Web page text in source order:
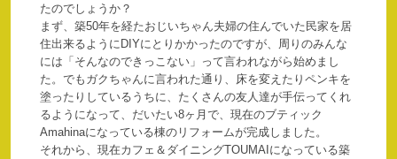
たのでしょうか？
まず、築50年を経たおじいちゃん夫婦の住んでいた民家を居
住出来るようにDIYにとりかかったのですが、周りのみんな
には「そんなのできっこない」って言われながら始めまし
た。でもガクちゃんに言われた通り、床を変えたりペンキを
塗ったりしているうちに、たくさんの友人達が手伝ってくれ
るようになって、だいたい8ヶ月で、現在のブティック
Amahinaになっている棟のリフォームが完成しました。
それから、現在カフェ＆ダイニングTOUMAIになっている築